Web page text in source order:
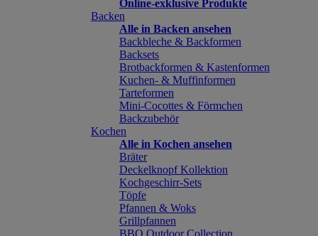
Online-exklusive Produkte
Backen
Alle in Backen ansehen
Backbleche & Backformen
Backsets
Brotbackformen & Kastenformen
Kuchen- & Muffinformen
Tarteformen
Mini-Cocottes & Förmchen
Backzubehör
Kochen
Alle in Kochen ansehen
Bräter
Deckelknopf Kollektion
Kochgeschirr-Sets
Töpfe
Pfannen & Woks
Grillpfannen
BBQ Outdoor Collection